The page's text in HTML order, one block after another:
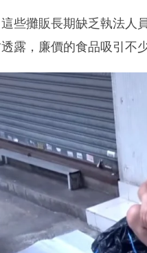
些攤販長期缺乏執法人
露，廉價的食品吸引不